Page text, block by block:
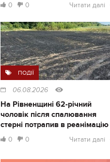
0 0 Читати далі
ПОДІЇ
06.08.2026
На Рівненщині 62-річний
чоловік після спалювання
стерні потрапив в реанімацію
0 0 Читати далі